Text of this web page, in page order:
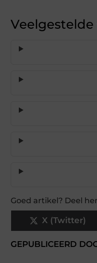
Goed artikel? Deel
X (Twitter)
GEPUBLICEERD